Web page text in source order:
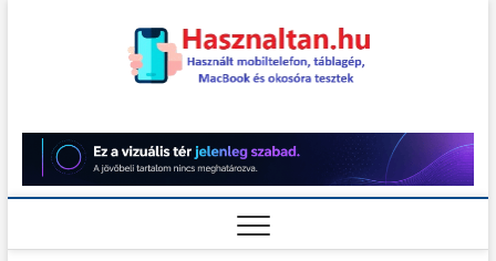
Használt
teszt
TÁBLAGÉP, MACBOOK ÉS
OKOSÓRA TESZTEK